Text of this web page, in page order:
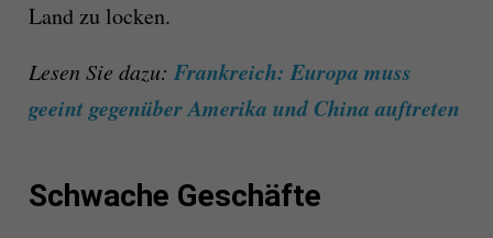
Land zu locken.
Lesen Sie dazu: Frankreich: Europa muss
geeint gegenüber Amerika und China auftreten
Schwache Geschäfte